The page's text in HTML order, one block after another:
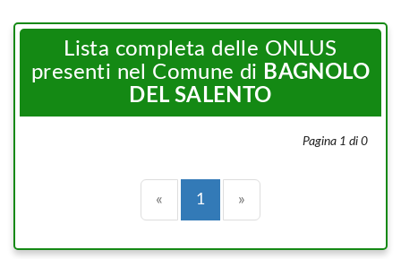
Lista completa delle ONLUS
presenti nel Comune di BAGNOLO
DEL SALENTO
Pagina 1 di 0
« Precedente
1 (current)
»